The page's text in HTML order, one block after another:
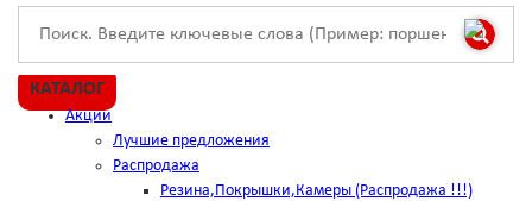
КАТАЛОГ
Акции
Лучшие предложения
Распродажа
Резина,Покрышки,Камеры (Распродажа !!!)